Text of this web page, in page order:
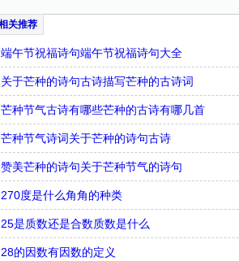
端午节祝福诗句端午节祝福诗句大全
关于芒种的诗句古诗描写芒种的古诗词
芒种节气古诗有哪些芒种的古诗有哪几首
芒种节气诗词关于芒种的诗句古诗
赞美芒种的诗句关于芒种节气的诗句
270度是什么角角的种类
25是质数还是合数质数是什么
28的因数有因数的定义